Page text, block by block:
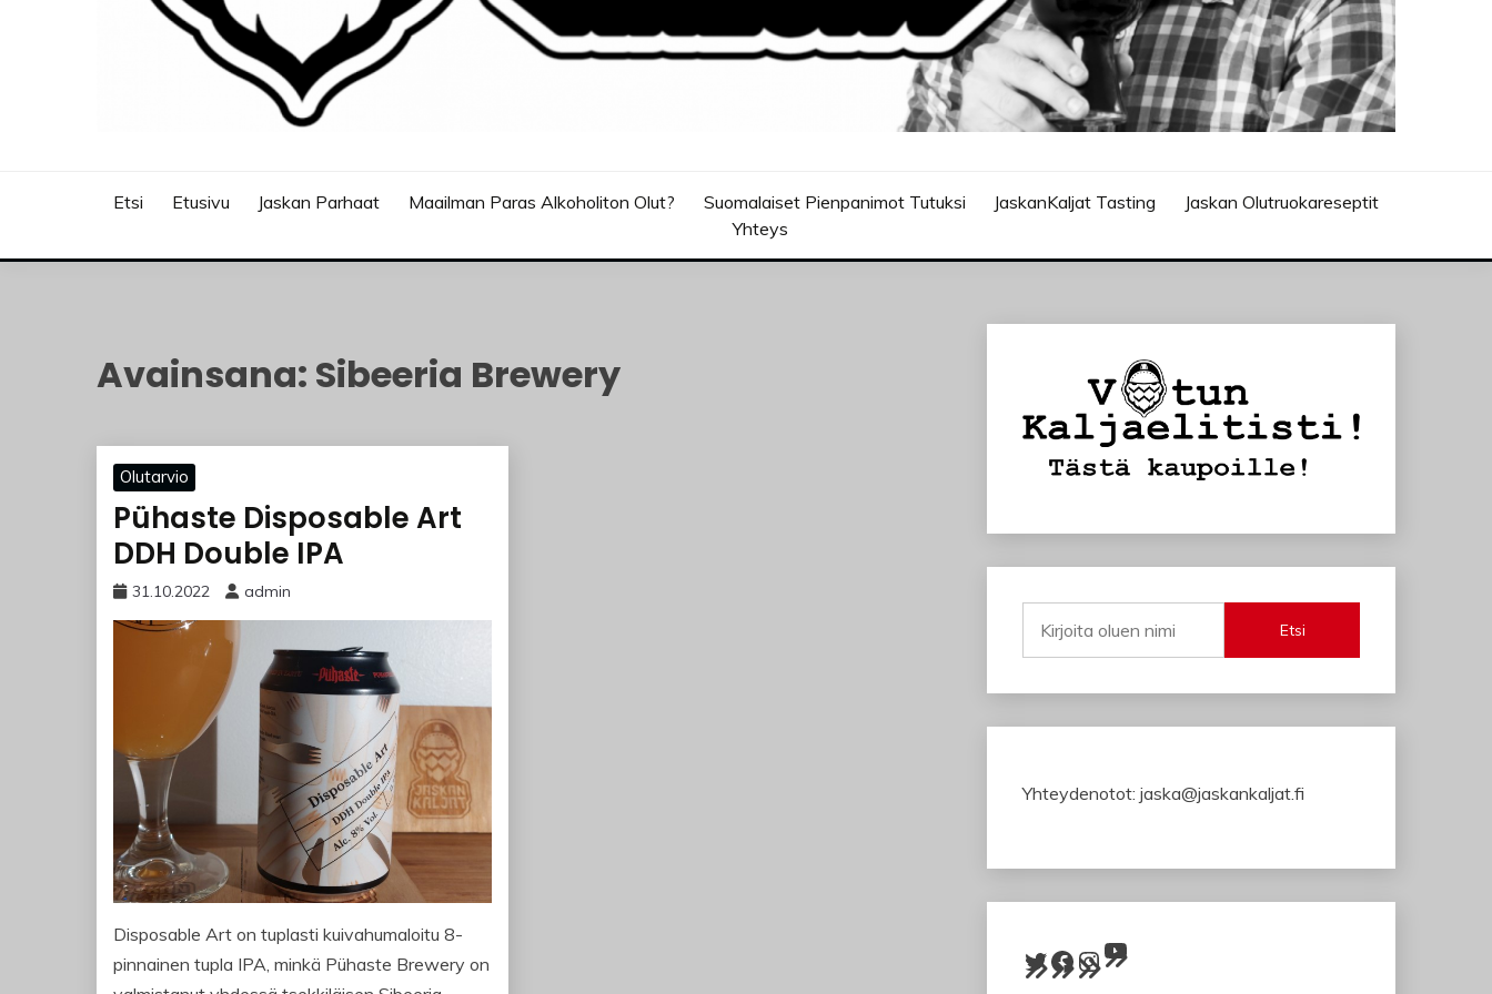
Etsi Etusivu Jaskan Parhaat Maailman Paras Alkoholiton Olut? Suomalaiset Pienpanimot Tutuksi JaskanKaljat Tasting
Jaskan Olutruokareseptit
Yhteys
Avainsana: Sibeeria Brewery
Olutarvio
Pühaste Disposable Art
DDH Double IPA
31.10.2022 admin
Disposable Art on tuplasti kuivahumaloitu 8-
pinnainen tupla IPA, minkä Pühaste Brewery on
Etsi
Yhteydenotot: jaska@jaskankaljat.fi
Twitter Facebook InstagramYouTube